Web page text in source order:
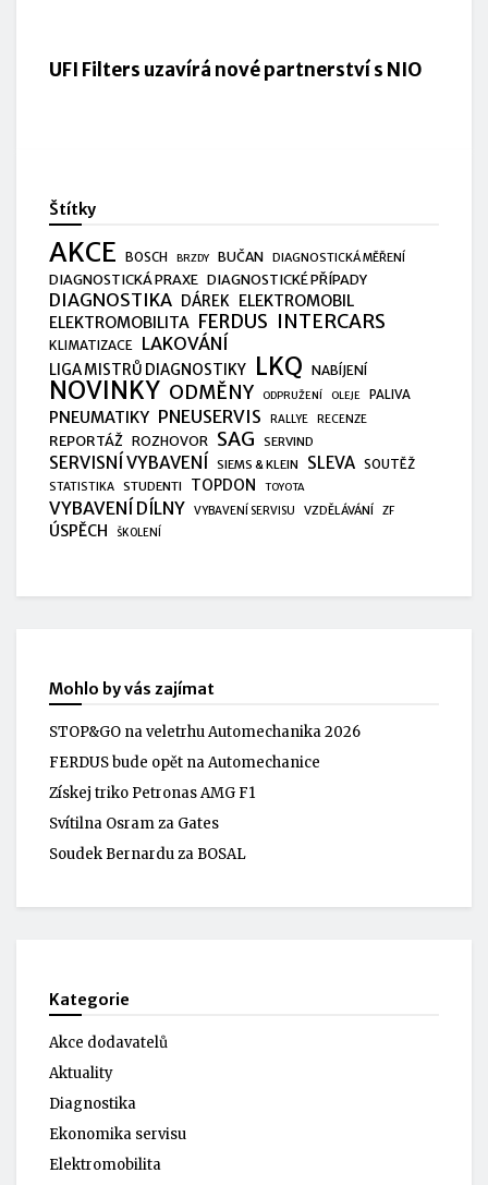
UFI Filters uzavírá nové partnerství s NIO
Štítky
AKCE BOSCH BRZDY BUČAN DIAGNOSTICKÁ MĚŘENÍ
DIAGNOSTICKÁ PRAXE DIAGNOSTICKÉ PŘÍPADY
DIAGNOSTIKA DÁREK ELEKTROMOBIL
ELEKTROMOBILITA FERDUS INTERCARS
KLIMATIZACE LAKOVÁNÍ
LIGA MISTRŮ DIAGNOSTIKY LKQ NABÍJENÍ
NOVINKY ODMĚNY ODPRUŽENÍ OLEJE PALIVA
PNEUMATIKY PNEUSERVIS RALLYE RECENZE
REPORTÁŽ ROZHOVOR SAG SERVIND
SERVISNÍ VYBAVENÍ SIEMS & KLEIN SLEVA SOUTĚŽ
STATISTIKA STUDENTI TOPDON TOYOTA
VYBAVENÍ DÍLNY VYBAVENÍ SERVISU VZDĚLÁVÁNÍ ZF
ÚSPĚCH ŠKOLENÍ
Mohlo by vás zajímat
STOP&GO na veletrhu Automechanika 2026
FERDUS bude opět na Automechanice
Získej triko Petronas AMG F1
Svítilna Osram za Gates
Soudek Bernardu za BOSAL
Kategorie
Akce dodavatelů
Aktuality
Diagnostika
Ekonomika servisu
Elektromobilita